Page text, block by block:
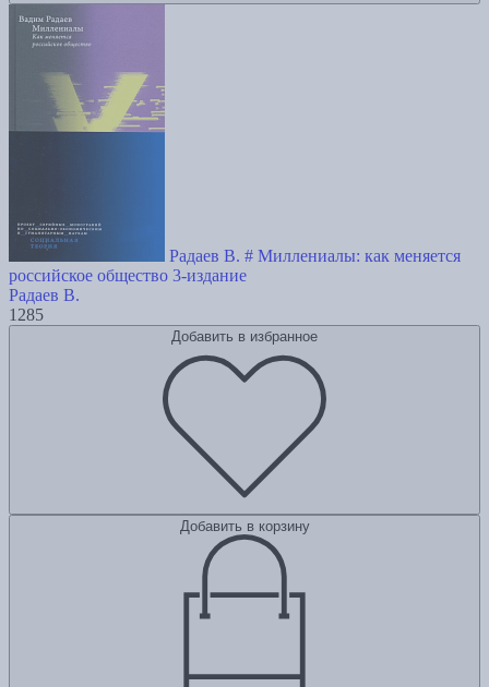
Радаев В. # Миллениалы: как меняется
российское общество 3-издание
Радаев В.
1285
Добавить в избранное
Добавить в корзину